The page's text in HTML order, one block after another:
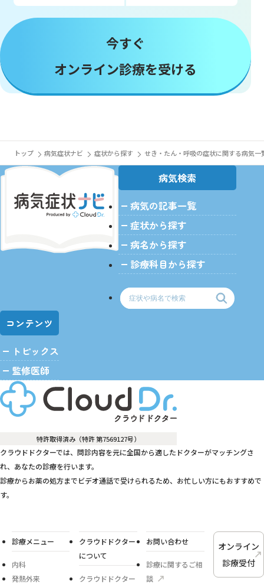
>
今すぐ
オンライン診療を受ける
トップ 病気症状ナビ 症状から探す せき・たん・呼吸の症状に関する病気一
病気検索
病気の記事一覧
症状から探す
病名から探す
診療科目から探す
コンテンツ
トピックス
監修医師
特許取得済み（特許 第7569127号）
クラウドドクターでは、問診内容を元に全国から適したドクターがマッチングさ
れ、あなたの診療を行います。
診療からお薬の処方までビデオ通話で受けられるため、お忙しい方にもおすすめで
す。
診療メニュー
内科
発熱外来
クラウドドクター
について
クラウドドクター
お問い合わせ
診療に関するご相
談
オンライン
診療受付